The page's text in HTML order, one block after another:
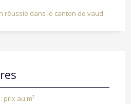
réussie dans le canton de vaud
prix au m²